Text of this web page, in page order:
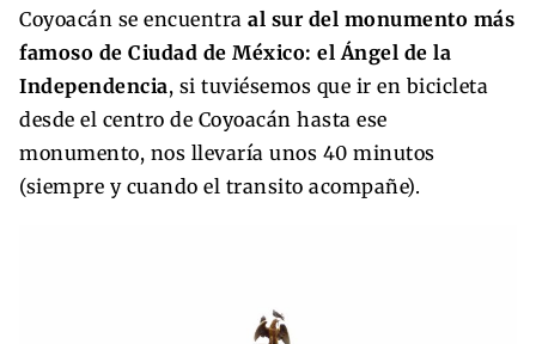
Coyoacán se encuentra al sur del monumento más
famoso de Ciudad de México: el Ángel de la
Independencia, si tuviésemos que ir en bicicleta
desde el centro de Coyoacán hasta ese
monumento, nos llevaría unos 40 minutos
(siempre y cuando el transito acompañe).